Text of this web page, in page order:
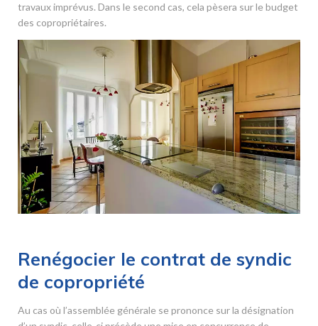
travaux imprévus. Dans le second cas, cela pèsera sur le budget
des copropriétaires.
Renégocier le contrat de syndic
de copropriété
Au cas où l’assemblée générale se prononce sur la désignation